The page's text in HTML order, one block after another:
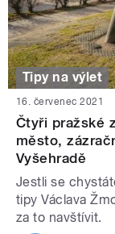
Tipy na výlet
16. červenec 2021
Čtyři pražské
město,
Vyšehradě
Jestli se
tipy Václava
za to navštívit.